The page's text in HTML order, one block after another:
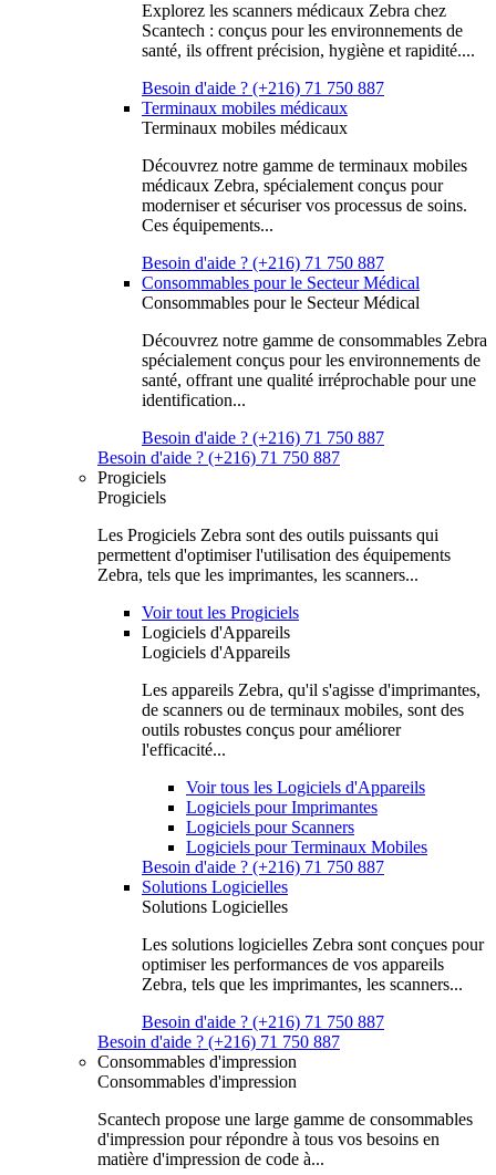
Explorez les scanners médicaux Zebra chez
Scantech : conçus pour les environnements de
santé, ils offrent précision, hygiène et rapidité....
Besoin d'aide ? (+216) 71 750 887
Terminaux mobiles médicaux
Terminaux mobiles médicaux
Découvrez notre gamme de terminaux mobiles
médicaux Zebra, spécialement conçus pour
moderniser et sécuriser vos processus de soins.
Ces équipements...
Besoin d'aide ? (+216) 71 750 887
Consommables pour le Secteur Médical
Consommables pour le Secteur Médical
Découvrez notre gamme de consommables Zebra
spécialement conçus pour les environnements de
santé, offrant une qualité irréprochable pour une
identification...
Besoin d'aide ? (+216) 71 750 887
Besoin d'aide ? (+216) 71 750 887
Progiciels
Progiciels
Les Progiciels Zebra sont des outils puissants qui
permettent d'optimiser l'utilisation des équipements
Zebra, tels que les imprimantes, les scanners...
Voir tout les Progiciels
Logiciels d'Appareils
Logiciels d'Appareils
Les appareils Zebra, qu'il s'agisse d'imprimantes,
de scanners ou de terminaux mobiles, sont des
outils robustes conçus pour améliorer
l'efficacité...
Voir tous les Logiciels d'Appareils
Logiciels pour Imprimantes
Logiciels pour Scanners
Logiciels pour Terminaux Mobiles
Besoin d'aide ? (+216) 71 750 887
Solutions Logicielles
Solutions Logicielles
Les solutions logicielles Zebra sont conçues pour
optimiser les performances de vos appareils
Zebra, tels que les imprimantes, les scanners...
Besoin d'aide ? (+216) 71 750 887
Besoin d'aide ? (+216) 71 750 887
Consommables d'impression
Consommables d'impression
Scantech propose une large gamme de consommables
d'impression pour répondre à tous vos besoins en
matière d'impression de code à...